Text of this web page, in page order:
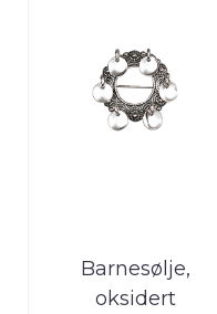
Barnesølje,
oksidert